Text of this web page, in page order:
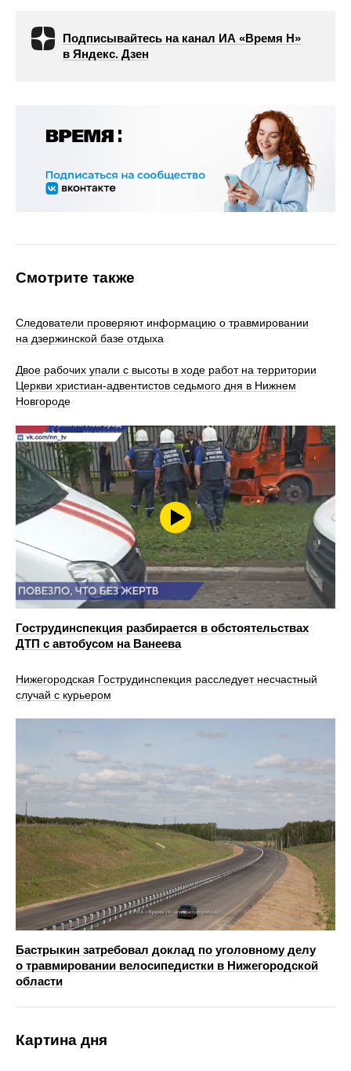
Подписывайтесь на канал ИА «Время Н»
в Яндекс. Дзен
Смотрите также
Следователи проверяют информацию о травмировании
на дзержинской базе отдыха
Двое рабочих упали с высоты в ходе работ на территории
Церкви христиан‑адвентистов седьмого дня в Нижнем
Новгороде
Гострудинспекция разбирается в обстоятельствах
ДТП с автобусом на Ванеева
Нижегородская Гострудинспекция расследует несчастный
случай с курьером
Бастрыкин затребовал доклад по уголовному делу
о травмировании велосипедистки в Нижегородской
области
Картина дня